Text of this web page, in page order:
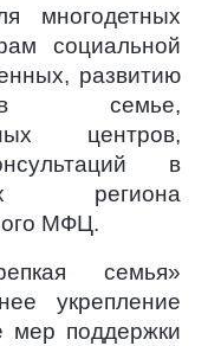
многодетных
социальной
развитию
в семье,
центров,
в
региона
МФЦ.
семья»
укрепление
мер поддержки